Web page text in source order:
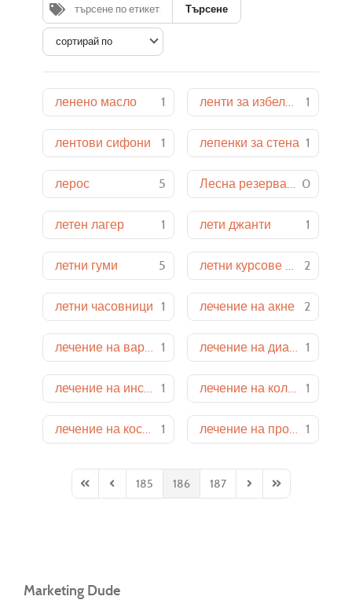
Търсене
ленено масло 1 1
лентови сифони 1 лепенки за стена 1
лерос 5 0
летен лагер 1 лети джанти 1
летни гуми 5 2
летни часовници 1 лечение на акне 2
1 1
1 1
1 1
First PagePrevious Page
185 186 187 Next PageLast Page
Marketing Dude